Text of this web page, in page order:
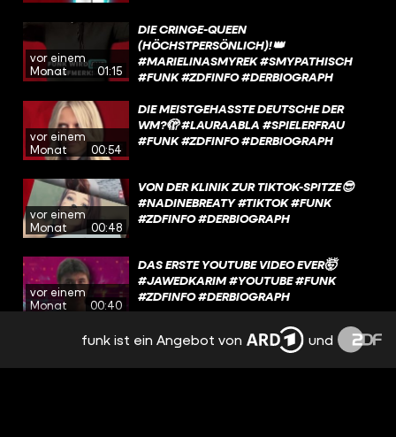
vor einem
Monat
01:15
DIE CRINGE-QUEEN
(HÖCHSTPERSÖNLICH)!👑
#MARIELINASMYREK #SMYPATHISCH
#FUNK #ZDFINFO #DERBIOGRAPH
vor einem
Monat
00:54
DIE MEISTGEHASSTE DEUTSCHE DER
WM?🫣 #LAURAABLA #SPIELERFRAU
#FUNK #ZDFINFO #DERBIOGRAPH
vor einem
Monat
00:48
VON DER KLINIK ZUR TIKTOK-SPITZE😎
#NADINEBREATY #TIKTOK #FUNK
#ZDFINFO #DERBIOGRAPH
vor einem
Monat
00:40
DAS ERSTE YOUTUBE VIDEO EVER🤯
#JAWEDKARIM #YOUTUBE #FUNK
#ZDFINFO #DERBIOGRAPH
vor einem
VOM VERSTOSSENEN HEIMKIND ZUM TV-S
TAR!🥹#DETLEFDSOOST #TÄNZER #
funk ist ein Angebot von und